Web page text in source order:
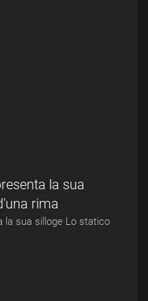
la sua
rima
la sua silloge Lo statico